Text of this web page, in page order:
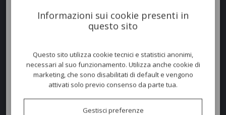
eleganza e raffinatezza. Presenta un telaio in tubo d’acciaiodalle
curve sinuose e un’imbottitura in schiumato poliuretanico soffice e
generosa. I due elementi, unendosi armoniosamente, rendono questa
ai dettagli. Sedile e schienale si agganciano al telaio prevedendo un
fissaggio senza viti a vista. I rivestimenti e le finiture disponibili
permettono a Stiel di adattarsi ad ogni situazione, in ambito
residenziale.
Informazioni sui cookie presenti in
questo sito
Questo sito utilizza cookie tecnici e statistici anonimi,
necessari al suo funzionamento. Utilizza anche cookie di
marketing, che sono disabilitati di default e vengono
attivati solo previo consenso da parte tua.
Gestisci preferenze